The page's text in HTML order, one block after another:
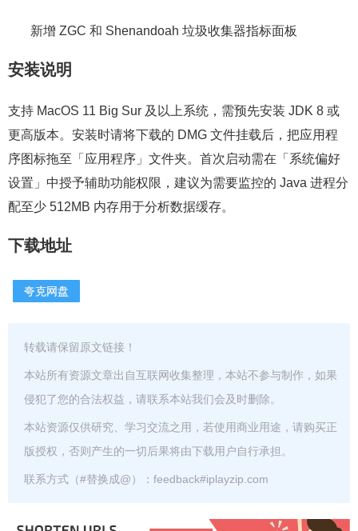
新增 ZGC 和 Shenandoah 垃圾收集器指标面板
安装说明
支持 MacOS 11 Big Sur 及以上系统，需预先安装 JDK 8 或
更高版本。安装时请将下载的 DMG 文件挂载后，把应用程
序图标拖至「应用程序」文件夹。首次启动需在「系统偏好
设置」中授予辅助功能权限，建议为需要监控的 Java 进程分
配至少 512MB 内存用于分析数据缓存。
下载地址
夸克网盘
转载请保留原文链接！
本站所有资源文章出自互联网收集整理，本站不参与制作，如果
侵犯了您的合法权益，请联系本站我们会及时删除。
本站资源仅供研究、学习交流之用，若使用商业用途，请购买正
版授权，否则产生的一切后果将由下载用户自行承担。
联系方式（#替换成@）：feedback#iplayzip.com